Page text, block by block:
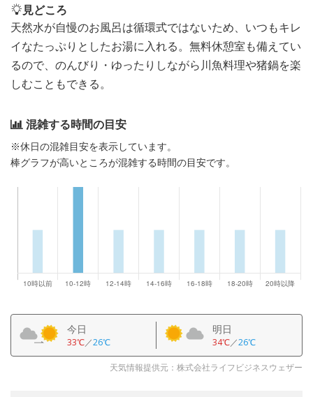
見どころ
天然水が自慢のお風呂は循環式ではないため、いつもキレ
イなたっぷりとしたお湯に入れる。無料休憩室も備えてい
るので、のんびり・ゆったりしながら川魚料理や猪鍋を楽
しむこともできる。
混雑する時間の目安
※休日の混雑目安を表示しています。
棒グラフが高いところが混雑する時間の目安です。
今日
33℃／26℃
明日
34℃／26℃
天気情報提供元：株式会社ライフビジネスウェザー